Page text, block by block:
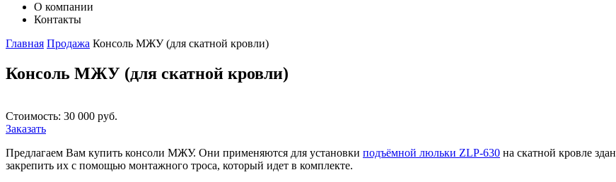
О компании
Контакты
Главная Продажа Консоль МЖУ (для скатной кровли)
Консоль МЖУ (для скатной кровли)
Стоимость: 30 000 руб.
Заказать
Предлагаем Вам купить консоли МЖУ. Они применяются для установки подъёмной люльки ZLP-630 на скатной кровле
закрепить их с помощью монтажного троса, который идет в комплекте.